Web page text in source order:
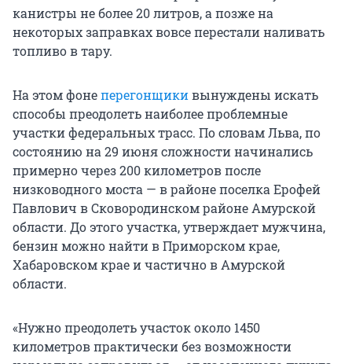
канистры не более 20 литров, а позже на
некоторых заправках вовсе перестали наливать
топливо в тару.
На этом фонеперегонщикивынуждены искать
способы преодолеть наиболее проблемные
участки федеральных трасс. По словам Льва, по
состоянию на 29 июня сложности начинались
примерно через 200 километров после
низководного моста — в районе поселка Ерофей
Павлович в Сковородинском районе Амурской
области. До этого участка, утверждает мужчина,
бензин можно найти в Приморском крае,
Хабаровском крае и частично в Амурской
области.
«Нужно преодолеть участок около 1450
километров практически без возможности